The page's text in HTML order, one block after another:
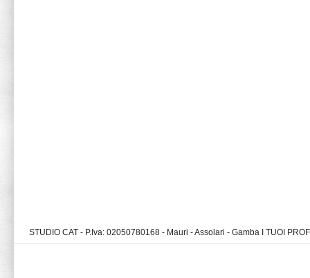
STUDIO CAT - P.Iva: 02050780168 - Mauri - Assolari - Gamba I TUOI